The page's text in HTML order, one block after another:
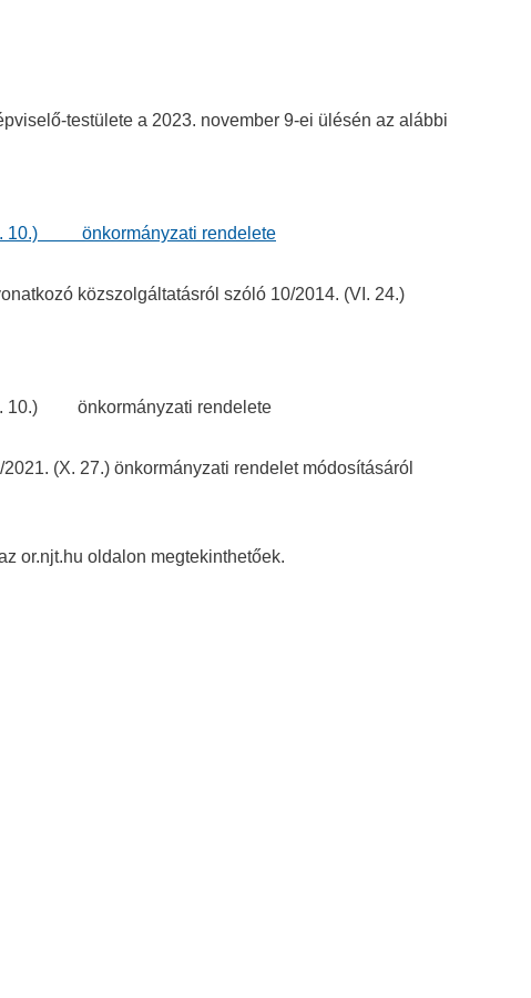
testülete a 2023. november 9-ei ülésén az alábbi
10.) önkormányzati rendelete
közszolgáltatásról szóló 10/2014. (VI. 24.)
10.) önkormányzati rendelete
(X. 27.) önkormányzati rendelet módosításáról
or.njt.hu oldalon megtekinthetőek.